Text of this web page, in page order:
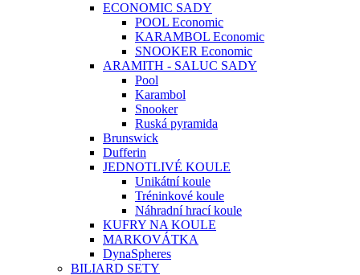
ECONOMIC SADY
POOL Economic
KARAMBOL Economic
SNOOKER Economic
ARAMITH - SALUC SADY
Pool
Karambol
Snooker
Ruská pyramida
Brunswick
Dufferin
JEDNOTLIVÉ KOULE
Unikátní koule
Tréninkové koule
Náhradní hrací koule
KUFRY NA KOULE
MARKOVÁTKA
DynaSpheres
BILIARD SETY